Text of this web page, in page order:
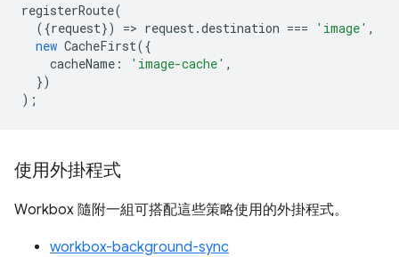
registerRoute(
({request}) => request .destination === 'image' ,
new CacheFirst({
cacheName : 'image-cache' ,
})
);
使用外掛程式
Workbox 隨附一組可搭配這些策略使用的外掛程式。
workbox-background-sync